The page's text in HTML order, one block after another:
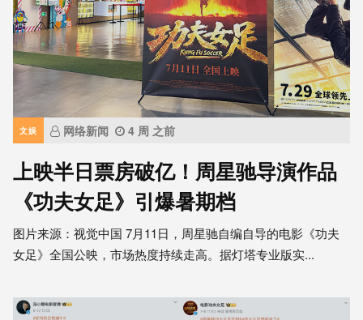
文娱 网络新闻 4 周 之前
上映半日票房破亿！周星驰导演作品
《功夫女足》引爆暑期档
图片来源：视觉中国 7月11日，周星驰自编自导的电影《功夫
女足》全国公映，市场热度持续走高。据灯塔专业版实...